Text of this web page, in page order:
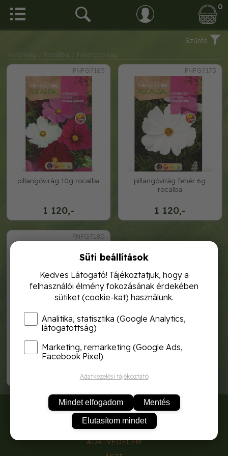
0
Szűrés
Vetőmag / Rocalba / Pillangóvirág
FNFG7185
1 120,-
pillangóvirág 10g rocalba
FNFG7175
1 120,-
pillangóvirág fehér 6g
rocalba
FNFG7180
pillangóvirág rózsaszín 6g
rocalba
RÓLUNK
SZÁLLÍTÁSI DÍJAK
ADATVÉDELEM
Süti beállítások
Kedves Látogató! Tájékoztatjuk, hogy a
felhasználói élmény fokozásának érdekében
sütiket (cookie-kat) használunk.
Analitika, statisztika (Google Analytics,
látogatottság)
Marketing, remarketing (Google Ads,
Facebook Pixel)
Adatkezelési tájékoztató
Mindet elfogadom Mentés
Elutasítom mindet